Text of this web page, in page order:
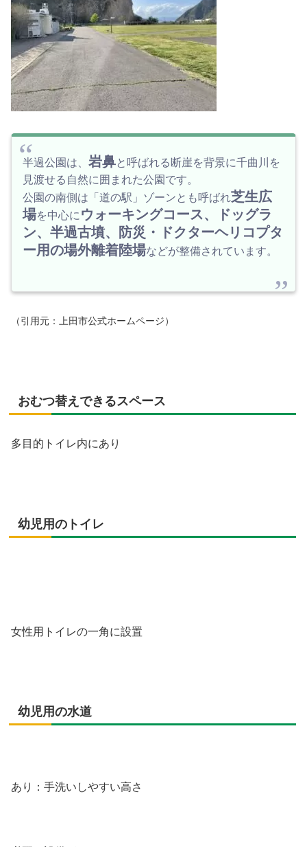
半過公園は、 岩鼻と呼ばれる断崖を背景に千曲川を
見渡せる自然に囲まれた公園です。
公園の南側は「道の駅」ゾーンとも呼ばれ芝生広
場を中心に ウォーキングコース、ドッグラ
ン、半過古墳、防災・ドクターヘリコプタ
ー用の場外離着陸場などが整備されています。
（引用元：上田市公式ホームページ）
おむつ替えできるスペース
多目的トイレ内にあり
幼児用のトイレ
女性用トイレの一角に設置
幼児用の水道
あり：手洗いしやすい高さ